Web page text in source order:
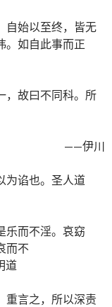
自始以至终，皆无
。如自此事而正
，故曰不同科。所
——伊川
为谄也。圣人道
乐而不淫。哀窈
而不
重言之，所以深责